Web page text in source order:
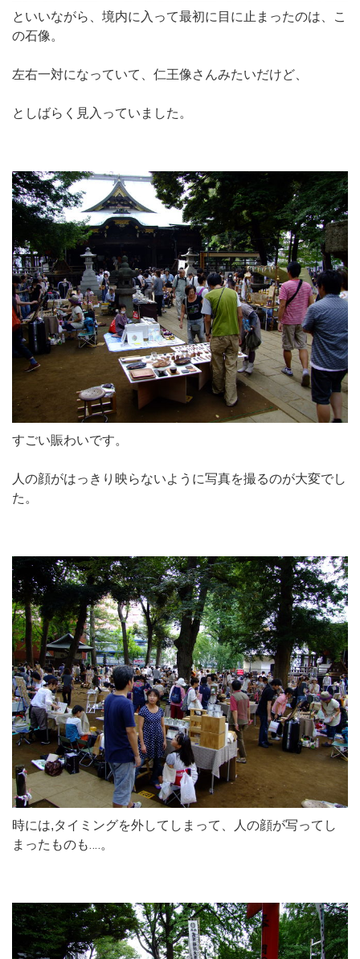
といいながら、境内に入って最初に目に止まったのは、こ
の石像。
左右一対になっていて、仁王像さんみたいだけど、
としばらく見入っていました。
すごい賑わいです。
人の顔がはっきり映らないように写真を撮るのが大変でし
た。
時には,タイミングを外してしまって、人の顔が写ってし
まったものも‥‥。